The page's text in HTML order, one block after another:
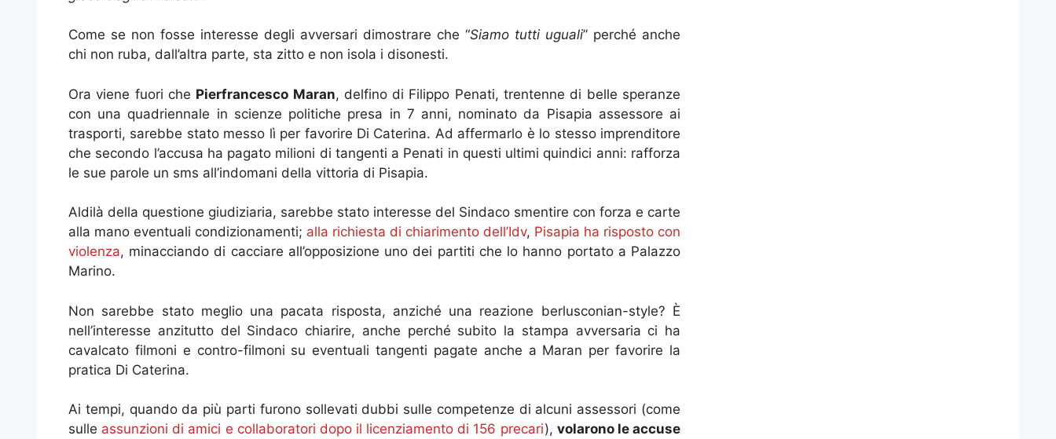
Come se non fosse interesse degli avversari dimostrare che “Siamo tutti uguali” perché anche
chi non ruba, dall’altra parte, sta zitto e non isola i disonesti.
Ora viene fuori che Pierfrancesco Maran, delfino di Filippo Penati, trentenne di belle speranze
con una quadriennale in scienze politiche presa in 7 anni, nominato da Pisapia assessore ai
trasporti, sarebbe stato messo lì per favorire Di Caterina. Ad affermarlo è lo stesso imprenditore
che secondo l’accusa ha pagato milioni di tangenti a Penati in questi ultimi quindici anni: rafforza
le sue parole un sms all’indomani della vittoria di Pisapia.
Aldilà della questione giudiziaria, sarebbe stato interesse del Sindaco smentire con forza e carte
alla mano eventuali condizionamenti; alla richiesta di chiarimento dell’Idv, Pisapia ha risposto con
violenza, minacciando di cacciare all’opposizione uno dei partiti che lo hanno portato a Palazzo
Marino.
Non sarebbe stato meglio una pacata risposta, anziché una reazione berlusconian-style? È
nell’interesse anzitutto del Sindaco chiarire, anche perché subito la stampa avversaria ci ha
cavalcato filmoni e contro-filmoni su eventuali tangenti pagate anche a Maran per favorire la
pratica Di Caterina.
Ai tempi, quando da più parti furono sollevati dubbi sulle competenze di alcuni assessori (come
sulle assunzioni di amici e collaboratori dopo il licenziamento di 156 precari), volarono le accuse